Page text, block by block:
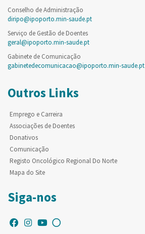
Conselho de Administração
diripo@ipoporto.min-saude.pt
Serviço de Gestão de Doentes
geral@ipoporto.min-saude.pt
Gabinete de Comunicação
gabinetedecomunicacao@ipoporto.min-saude.pt
Outros Links
Emprego e Carreira
Associações de Doentes
Donativos
Comunicação
Registo Oncológico Regional Do Norte
Mapa do Site
Siga-nos